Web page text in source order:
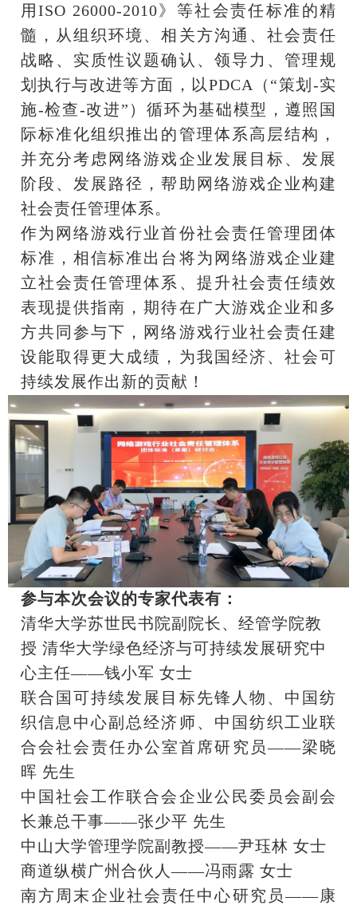
用ISO 26000-2010》等社会责任标准的精
髓，从组织环境、相关方沟通、社会责任
战略、实质性议题确认、领导力、管理规
划执行与改进等方面，以PDCA（“策划-实
施-检查-改进”）循环为基础模型，遵照国
际标准化组织推出的管理体系高层结构，
并充分考虑网络游戏企业发展目标、发展
阶段、发展路径，帮助网络游戏企业构建
社会责任管理体系。
作为网络游戏行业首份社会责任管理团体
标准，相信标准出台将为网络游戏企业建
立社会责任管理体系、提升社会责任绩效
表现提供指南，期待在广大游戏企业和多
方共同参与下，网络游戏行业社会责任建
设能取得更大成绩，为我国经济、社会可
持续发展作出新的贡献！
参与本次会议的专家代表有：
清华大学苏世民书院副院长、经管学院教
授 清华大学绿色经济与可持续发展研究中
心主任——钱小军 女士
联合国可持续发展目标先锋人物、中国纺
织信息中心副总经济师、中国纺织工业联
合会社会责任办公室首席研究员——梁晓
晖 先生
中国社会工作联合会企业公民委员会副会
长兼总干事——张少平 先生
中山大学管理学院副教授——尹珏林 女士
商道纵横广州合伙人——冯雨露 女士
南方周末企业社会责任中心研究员——康